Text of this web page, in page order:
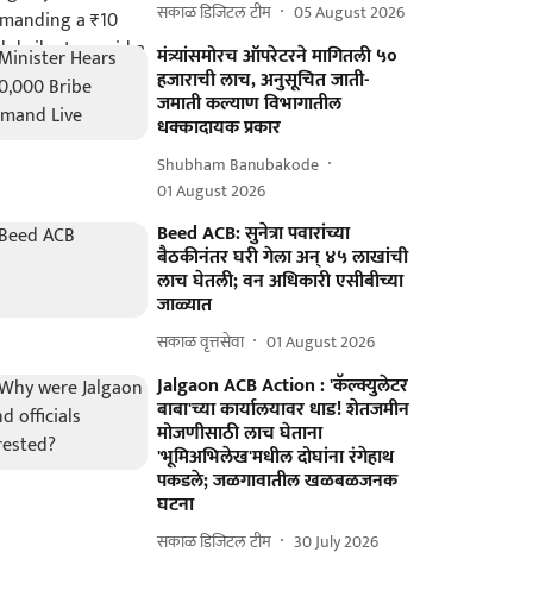
सकाळ डिजिटल टीम 05 August 2026
मंत्र्यांसमोरच ऑपरेटरने मागितली ५०
हजाराची लाच, अनुसूचित जाती-
जमाती कल्याण विभागातील
धक्कादायक प्रकार
Shubham Banubakode
01 August 2026
Beed ACB: सुनेत्रा पवारांच्या
बैठकीनंतर घरी गेला अन् ४५ लाखांची
लाच घेतली; वन अधिकारी एसीबीच्या
जाळ्यात
सकाळ वृत्तसेवा 01 August 2026
Jalgaon ACB Action : 'कॅल्क्युलेटर
बाबा'च्या कार्यालयावर धाड! शेतजमीन
मोजणीसाठी लाच घेताना
'भूमिअभिलेख'मधील दोघांना रंगेहाथ
पकडले; जळगावातील खळबळजनक
घटना
सकाळ डिजिटल टीम 30 July 2026